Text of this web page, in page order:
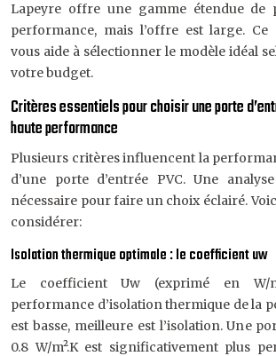
Lapeyre offre une gamme étendue de
performance, mais l’offre est large.
vous aide à sélectionner le modèle idéal
votre budget.
Critères essentiels pour choisir une porte
haute performance
Plusieurs critères influencent la
d’une porte d’entrée PVC. Une
nécessaire pour faire un choix éclairé.
considérer:
Isolation thermique optimale : le coefficient uw
Le coefficient Uw (exprimé en W/
performance d’isolation thermique de la
est basse, meilleure est l’isolation. Une
0.8 W/m².K est significativement plus